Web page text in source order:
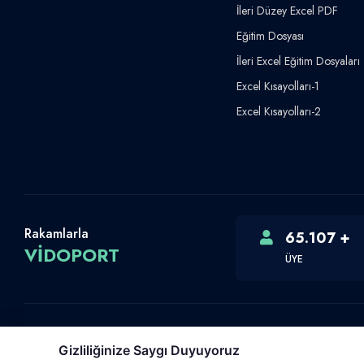
İleri Düzey Excel PDF
Eğitim Dosyası
İleri Excel Eğitim Dosyaları
Excel Kısayolları-1
Excel Kısayolları-2
Rakamlarla
VİDOPORT
65.107 +
ÜYE
Telif Hakkı © 2026 Vidoport, Inc.
Gizliliğinize Saygı Duyuyoruz